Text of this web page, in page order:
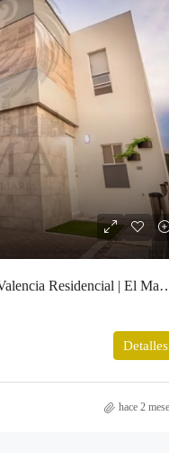
Casa en Venta Modelo Pino en Valencia
Detalles
hace 2